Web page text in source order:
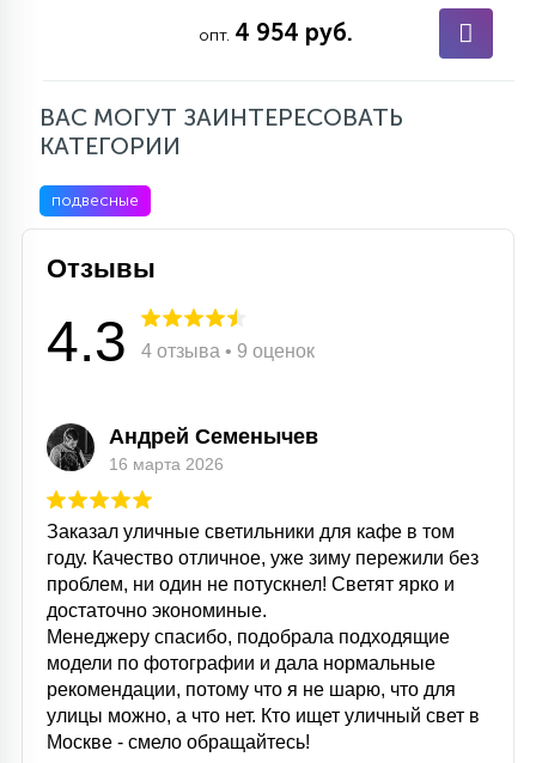
опт. 4 954 руб.
ВАС МОГУТ ЗАИНТЕРЕСОВАТЬ
КАТЕГОРИИ
подвесные
Отзывы
4.3 4 отзыва • 9 оценок
Андрей Семенычев
16 марта 2026
Заказал уличные светильники для кафе в том
году. Качество отличное, уже зиму пережили без
проблем, ни один не потускнел! Светят ярко и
достаточно экономиные.
Менеджеру спасибо, подобрала подходящие
модели по фотографии и дала нормальные
рекомендации, потому что я не шарю, что для
улицы можно, а что нет. Кто ищет уличный свет в
Москве - смело обращайтесь!